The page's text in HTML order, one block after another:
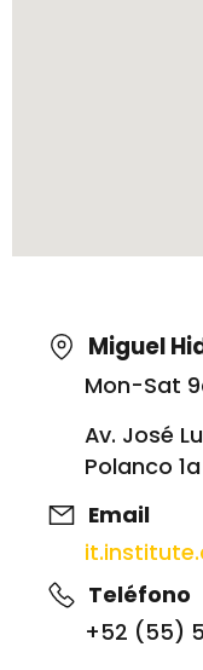
Miguel
Mon-Sat
Av. José
Polanco
Email
Teléfono
+52 (55)